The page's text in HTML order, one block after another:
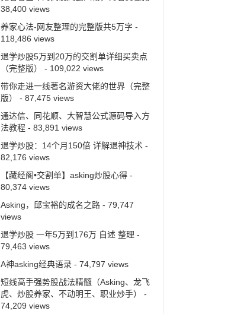
38,400 views
养家心法-网友整理的完整版共5万字 -
118,486 views
退学炒股5万到20万的交割单详细买卖点
（完整版）
- 109,022 views
带你走进一线著名游资大佬的世界（完整
版）
- 87,475 views
通达信、同花顺、大智慧公式源码导入方
法教程- 83,891 views
退学炒股：14个月150倍 详解退神技术 -
82,176 views
【藏经阁•交割单】asking炒股心得-
80,374 views
Asking，邱宝裕的成名之路- 79,747
views
退学炒股 一年5万到176万 自述 整理 -
79,463 views
A神asking经典语录- 74,797 views
短线高手强势股战法精髓（Asking、龙飞
虎、炒股养家、不动明王、职业炒手）
-
74,209 views